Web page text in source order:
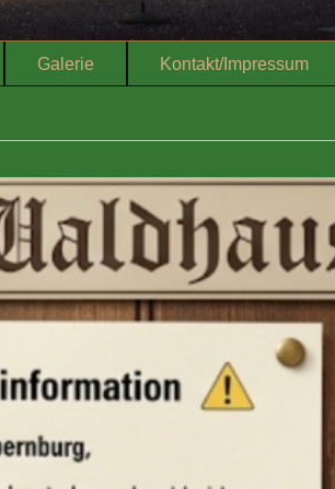
Galerie Kontakt/Impressum